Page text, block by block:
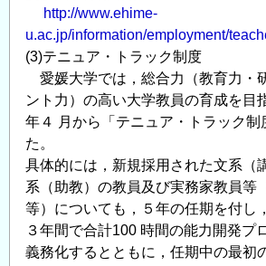
http://www.ehime-
u.ac.jp/information/employment/
(3)テニュア・トラック制度
愛媛大学では，総合力（教育力・
ント力）の高い大学教員の育成を目
年４ 月から「テニュア・トラック制
た。
具体的には，新規採用された文系（
系（助教）の教員及び実務家教員等
等）についても，５年の任期を付し
３年間で合計100 時間の能力開発プ
義務化するとともに，任期中の最初